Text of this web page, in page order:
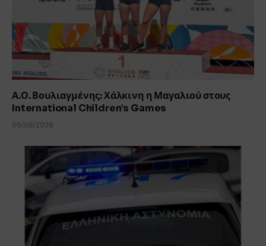
Α.Ο. Βουλιαγμένης: Χάλκινη η Μαγαλιού στους
International Children’s Games
06/08/2026